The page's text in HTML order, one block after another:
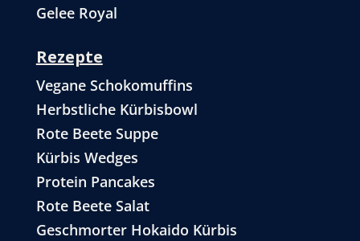
Gelee Royal
Rezepte
Vegane Schokomuffins
Herbstliche Kürbisbowl
Rote Beete Suppe
Kürbis Wedges
Protein Pancakes
Rote Beete Salat
Geschmorter Hokaido Kürbis